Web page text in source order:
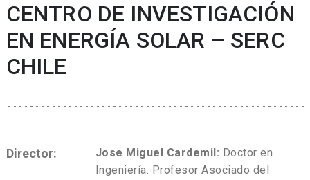
CENTRO DE INVESTIGACIÓN
EN ENERGÍA SOLAR – SERC
CHILE
Director: Jose Miguel Cardemil: Doctor en
Ingeniería. Profesor Asociado del